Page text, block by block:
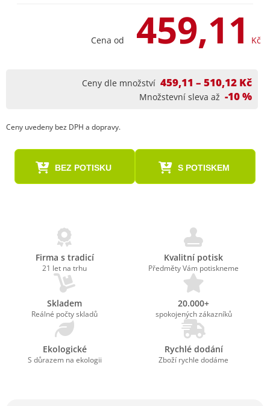
Cena od 459,11 Kč
Ceny dle množství 459,11 – 510,12 Kč
Množstevní sleva až -10 %
Ceny uvedeny bez DPH a dopravy.
BEZ POTISKU S POTISKEM
Firma s tradicí
21 let na trhu
Kvalitní potisk
Předměty Vám potiskneme
Skladem
Reálné počty skladů
20.000+
spokojených zákazníků
Ekologické
S důrazem na ekologii
Rychlé dodání
Zboží rychle dodáme